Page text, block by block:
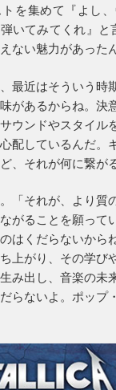
を集めて『よし
いてみてくれ』
ない魅力があった
最近はそういう
があるからね。決
ウンドやスタイル
配しているんだ。
、それが何に繋が
「それが、より質
がることを願って
はくだらないから
上がり、その学び
み出し、音楽の未
らないよ。ポップ